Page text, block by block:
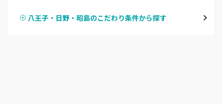
八王子・日野・昭島のこだわり条件から探す